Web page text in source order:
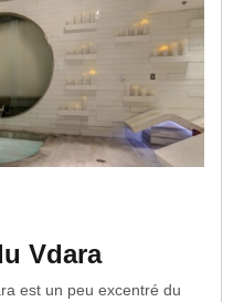
Vdara
est un peu excentré du